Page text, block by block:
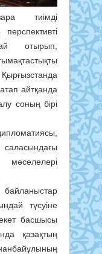
тиімді
отырып,
айтқанда
соның бірі
түсуіне
басшысы
қазақтың